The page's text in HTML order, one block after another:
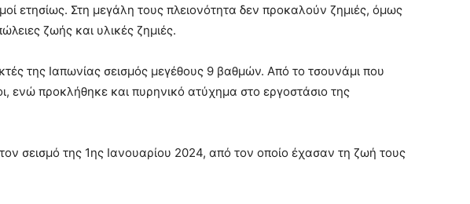
ετησίως. Στη μεγάλη τους πλειονότητα δεν προκαλούν ζημιές, όμως
ζωής και υλικές ζημιές.
της Ιαπωνίας σεισμός μεγέθους 9 βαθμών. Από το τσουνάμι που
προκλήθηκε και πυρηνικό ατύχημα στο εργοστάσιο της
σεισμό της 1ης Ιανουαρίου 2024, από τον οποίο έχασαν τη ζωή τους